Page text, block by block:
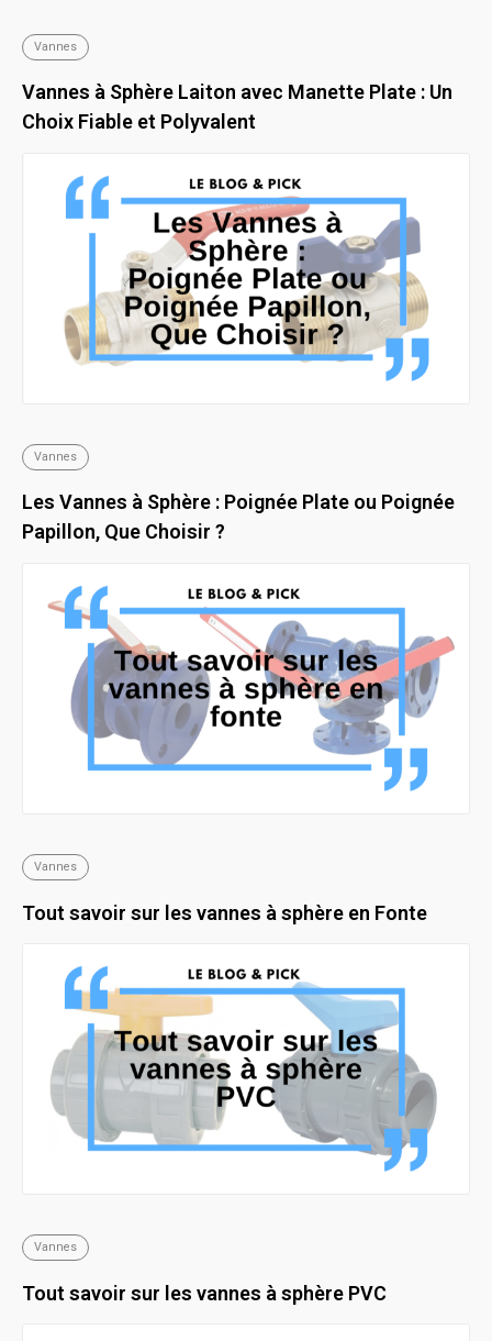
Vannes
Vannes à Sphère Laiton avec Manette Plate : Un
Choix Fiable et Polyvalent
Vannes
Les Vannes à Sphère : Poignée Plate ou Poignée
Papillon, Que Choisir ?
Vannes
Tout savoir sur les vannes à sphère en Fonte
Vannes
Tout savoir sur les vannes à sphère PVC